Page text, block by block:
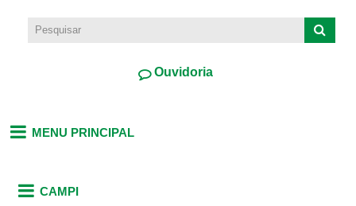
Ouvidoria
MENU PRINCIPAL
CAMPI